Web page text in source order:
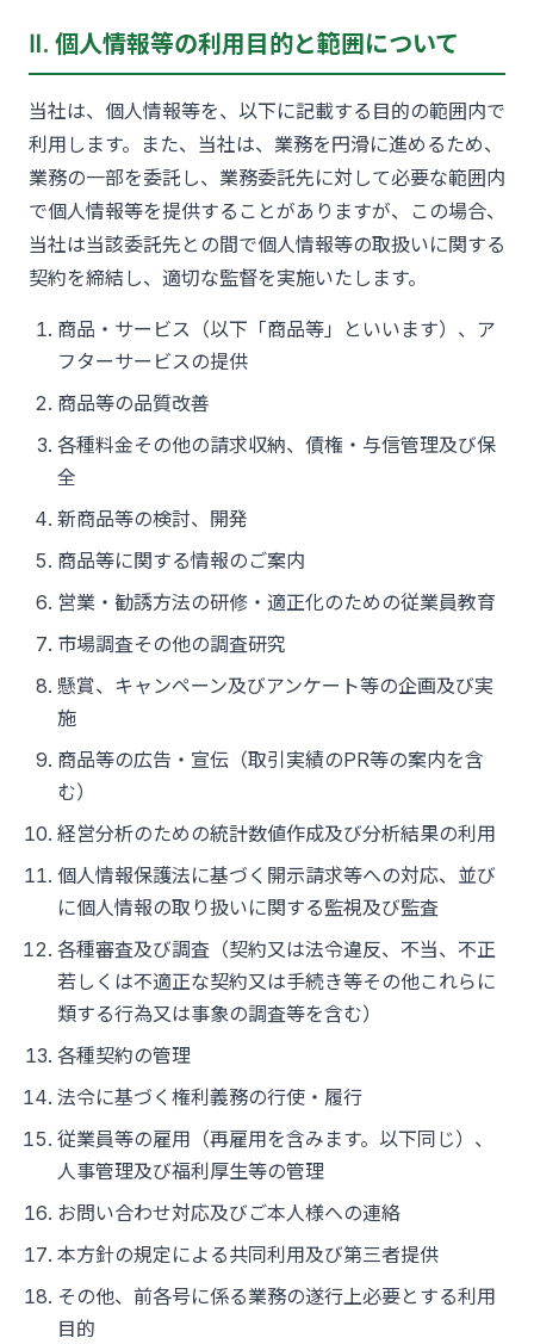
Ⅱ. 個人情報等の利用目的と範囲について
当社は、個人情報等を、以下に記載する目的の範囲内で
利用します。また、当社は、業務を円滑に進めるため、
業務の一部を委託し、業務委託先に対して必要な範囲内
で個人情報等を提供することがありますが、この場合、
当社は当該委託先との間で個人情報等の取扱いに関する
契約を締結し、適切な監督を実施いたします。
商品・サービス（以下「商品等」といいます）、ア
フターサービスの提供
商品等の品質改善
各種料金その他の請求収納、債権・与信管理及び保
全
新商品等の検討、開発
商品等に関する情報のご案内
営業・勧誘方法の研修・適正化のための従業員教育
市場調査その他の調査研究
懸賞、キャンペーン及びアンケート等の企画及び実
施
商品等の広告・宣伝（取引実績のPR等の案内を含
む）
経営分析のための統計数値作成及び分析結果の利用
個人情報保護法に基づく開示請求等への対応、並び
に個人情報の取り扱いに関する監視及び監査
各種審査及び調査（契約又は法令違反、不当、不正
若しくは不適正な契約又は手続き等その他これらに
類する行為又は事象の調査等を含む）
各種契約の管理
法令に基づく権利義務の行使・履行
従業員等の雇用（再雇用を含みます。以下同じ）、
人事管理及び福利厚生等の管理
お問い合わせ対応及びご本人様への連絡
本方針の規定による共同利用及び第三者提供
その他、前各号に係る業務の遂行上必要とする利用
目的